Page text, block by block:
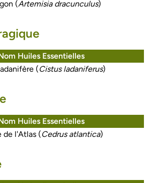
(Artemisia dracunculus)
Huiles Essentielles
(Cistus ladaniferus)
Huiles Essentielles
de l'Atlas (Cedrus atlantica)